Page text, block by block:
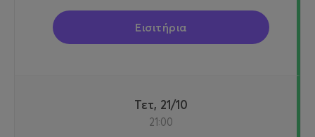
Εισιτήρια
Τετ, 21/10
21:00